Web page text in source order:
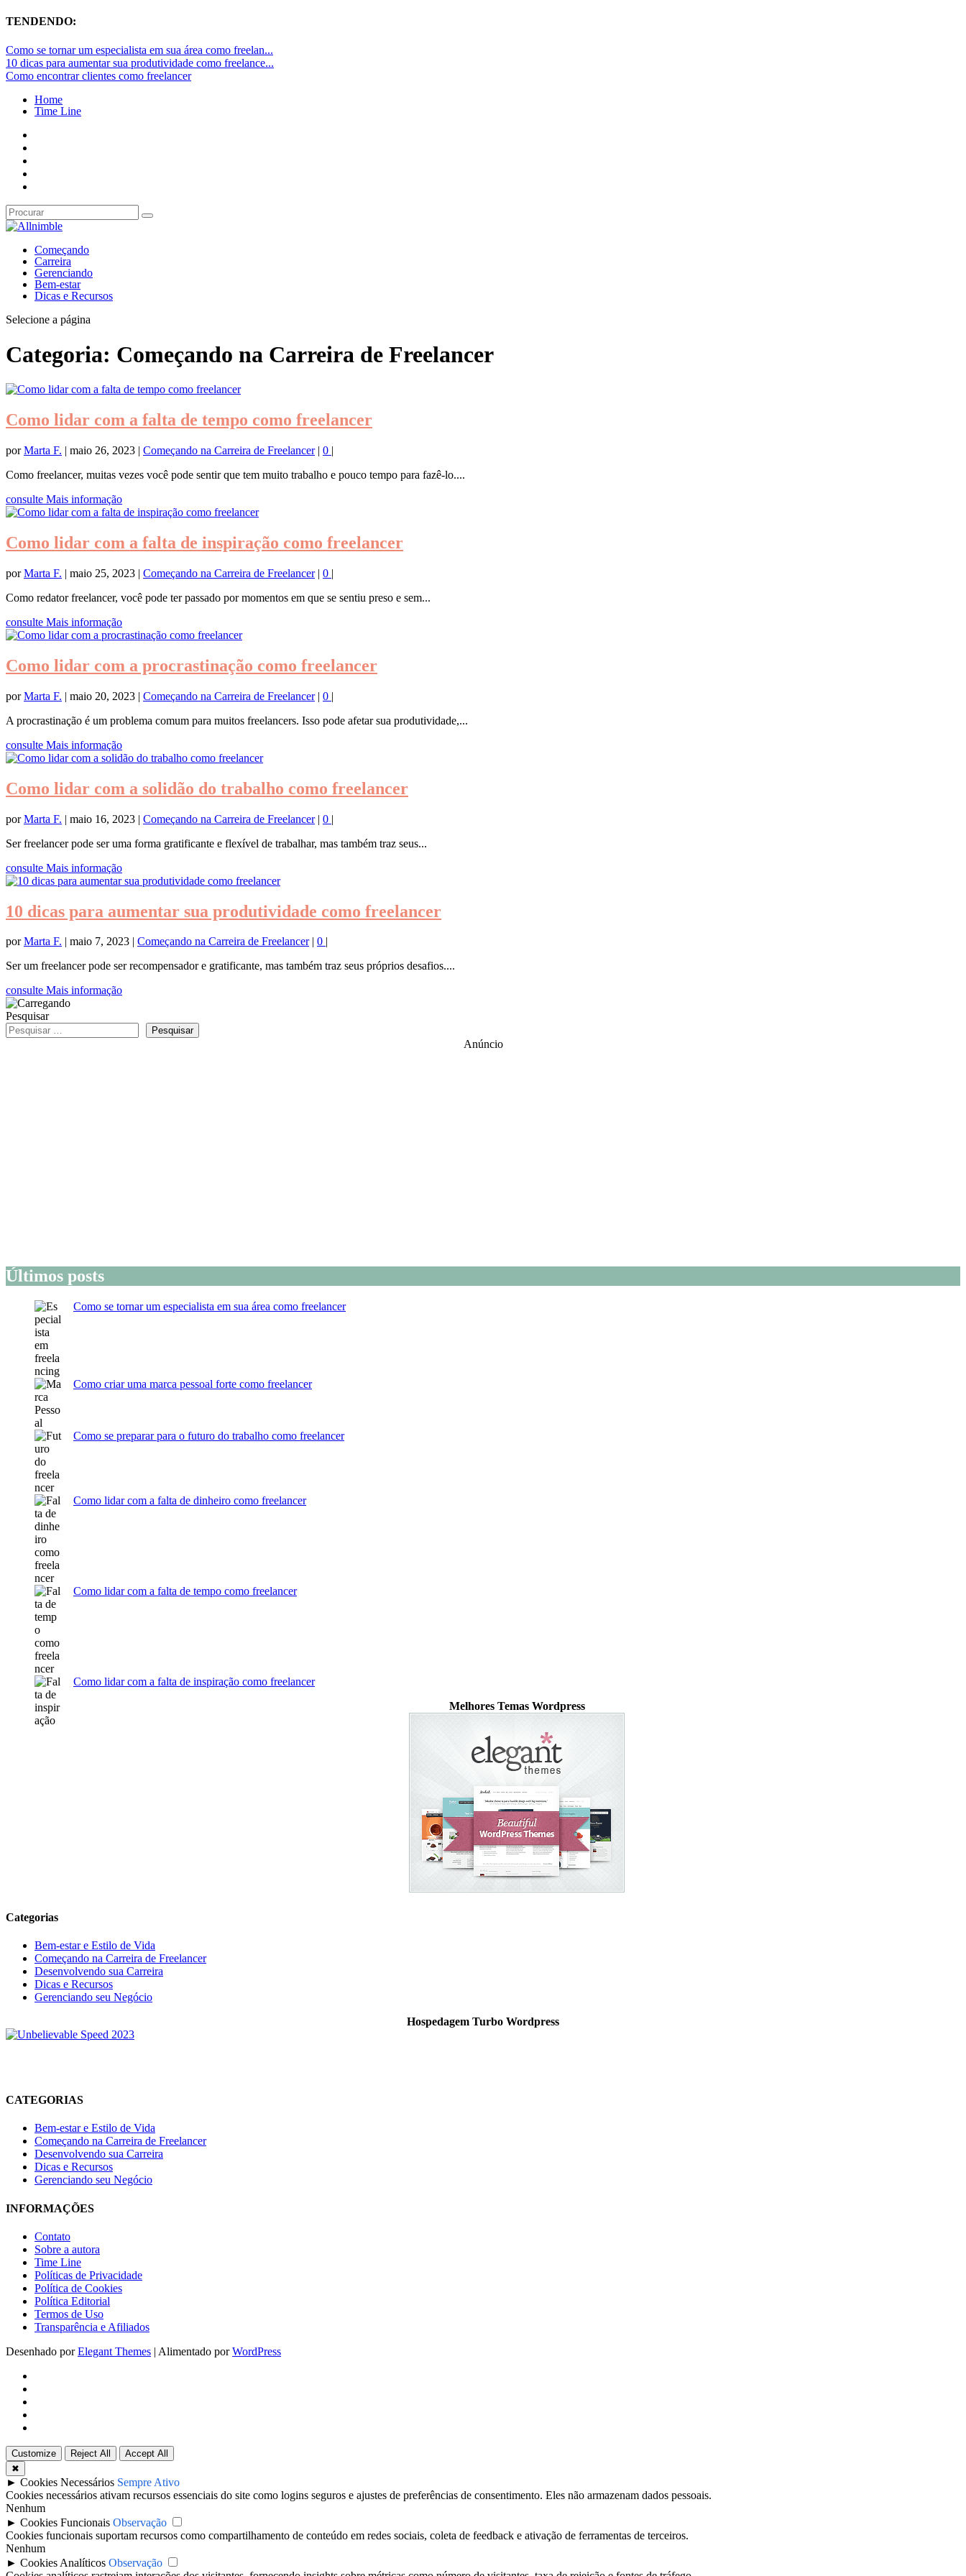
TENDENDO:
Como se tornar um especialista em sua área como freelan...
10 dicas para aumentar sua produtividade como freelance...
Como encontrar clientes como freelancer
Home
Time Line
Começando
Carreira
Gerenciando
Bem-estar
Dicas e Recursos
Selecione a página
Categoria: Começando na Carreira de Freelancer
Como lidar com a falta de tempo como freelancer
porMarta F. | maio 26, 2023 | Começando na Carreira de Freelancer| 0 |
Como freelancer, muitas vezes você pode sentir que tem muito trabalho e pouco tempo para fazê-lo....
consulte Mais informação
Como lidar com a falta de inspiração como freelancer
porMarta F. | maio 25, 2023 | Começando na Carreira de Freelancer| 0 |
Como redator freelancer, você pode ter passado por momentos em que se sentiu preso e sem...
consulte Mais informação
Como lidar com a procrastinação como freelancer
porMarta F. | maio 20, 2023 | Começando na Carreira de Freelancer| 0 |
A procrastinação é um problema comum para muitos freelancers. Isso pode afetar sua produtividade,...
consulte Mais informação
Como lidar com a solidão do trabalho como freelancer
porMarta F. | maio 16, 2023 | Começando na Carreira de Freelancer| 0 |
Ser freelancer pode ser uma forma gratificante e flexível de trabalhar, mas também traz seus...
consulte Mais informação
10 dicas para aumentar sua produtividade como freelancer
porMarta F. maio 7, 2023 Começando na Carreira de Freelancer| 0
Ser um freelancer pode ser recompensador e gratificante, mas também traz seus próprios desafios....
consulte Mais informação
Pesquisar
Pesquisar
Anúncio
Últimos posts
Como se tornar um especialista em sua área como freelancer
Como criar uma marca pessoal forte como freelancer
Como se preparar para o futuro do trabalho como freelancer
Como lidar com a falta de dinheiro como freelancer
Como lidar com a falta de tempo como freelancer
Como lidar com a falta de inspiração como freelancer
Melhores Temas Wordpress
Categorias
Bem-estar e Estilo de Vida
Começando na Carreira de Freelancer
Desenvolvendo sua Carreira
Dicas e Recursos
Gerenciando seu Negócio
Hospedagem Turbo Wordpress
CATEGORIAS
Bem-estar e Estilo de Vida
Começando na Carreira de Freelancer
Desenvolvendo sua Carreira
Dicas e Recursos
Gerenciando seu Negócio
INFORMAÇÕES
Contato
Sobre a autora
Time Line
Políticas de Privacidade
Política de Cookies
Política Editorial
Termos de Uso
Transparência e Afiliados
Desenhado porElegant Themes | Alimentado porWordPress
Customize Reject All
Accept All
✖
► Cookies Necessários Sempre Ativo
Cookies necessários ativam recursos essenciais do site como logins seguros e ajustes de preferências de consentimento. Eles não armazenam dados pessoais.
Nenhum
► Cookies Funcionais Observação
Cookies funcionais suportam recursos como compartilhamento de conteúdo em redes sociais, coleta de feedback e ativação de ferramentas de terceiros.
Nenhum
► Cookies Analíticos Observação